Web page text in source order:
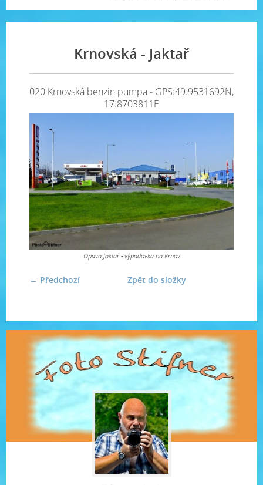
Krnovská - Jaktař
020 Krnovská benzin pumpa - GPS:49.9531692N,
17.8703811E
Opava Jaktař - výpadovka na Krnov
← Předchozí Zpět do složky